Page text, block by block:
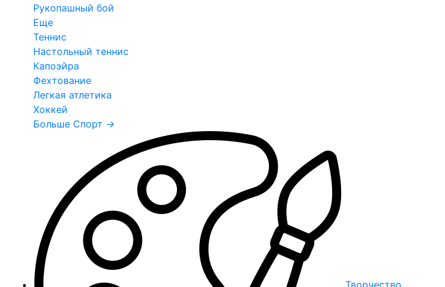
Рукопашный бой
Еще
Теннис
Настольный теннис
Капоэйра
Фехтование
Легкая атлетика
Хоккей
Больше Спорт →